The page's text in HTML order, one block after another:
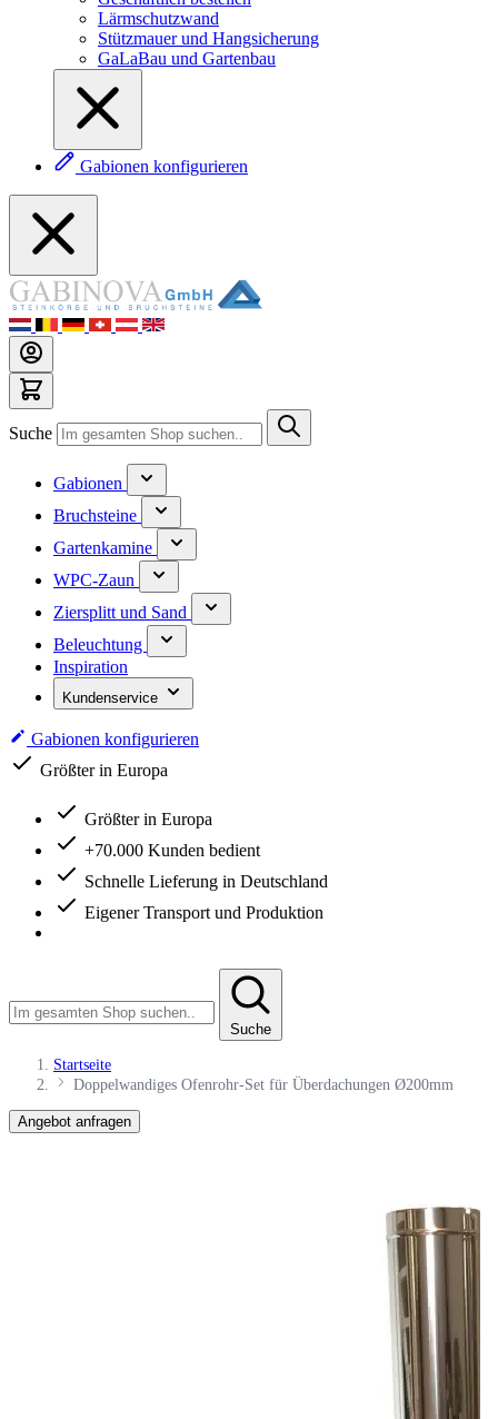
Lärmschutzwand
Stützmauer und Hangsicherung
GaLaBau und Gartenbau
Gabionen konfigurieren
Suche
Gabionen
Bruchsteine
Gartenkamine
WPC-Zaun
Ziersplitt und Sand
Beleuchtung
Inspiration
Kundenservice
Gabionen konfigurieren
Größter in Europa
Größter in Europa
+70.000 Kunden bedient
Schnelle Lieferung in Deutschland
Eigener Transport und Produktion
Suche
Startseite
Doppelwandiges Ofenrohr-Set für Überdachungen Ø200mm
Angebot anfragen